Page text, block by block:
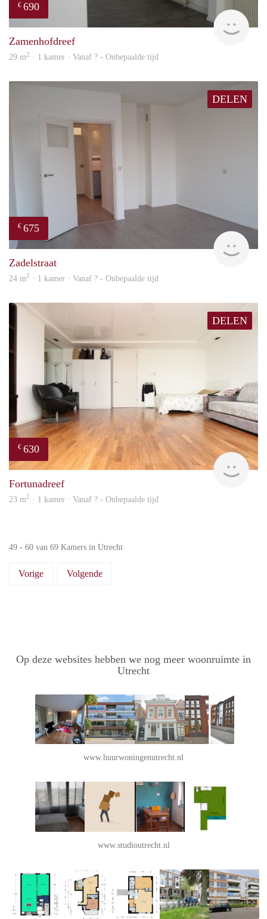
€ 690
Zamenhofdreef
29 m2 · 1 kamer · Vanaf ? - Onbepaalde tijd
DELEN
€ 675
Zadelstraat
24 m2 · 1 kamer · Vanaf ? - Onbepaalde tijd
DELEN
€ 630
Fortunadreef
23 m2 · 1 kamer · Vanaf ? - Onbepaalde tijd
49 - 60 van 69 Kamers in Utrecht
Vorige Volgende
Op deze websites hebben we nog meer woonruimte in
Utrecht
www.huurwoningenutrecht.nl
www.studioutrecht.nl